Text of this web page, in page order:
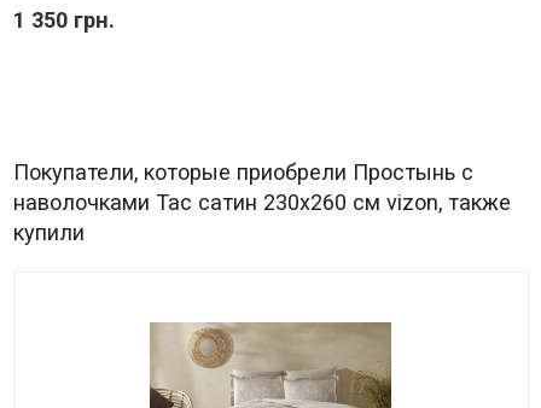
1 350 грн.
Покупатели, которые приобрели Простынь с
наволочками Tac cатин 230x260 см vizon, также
купили